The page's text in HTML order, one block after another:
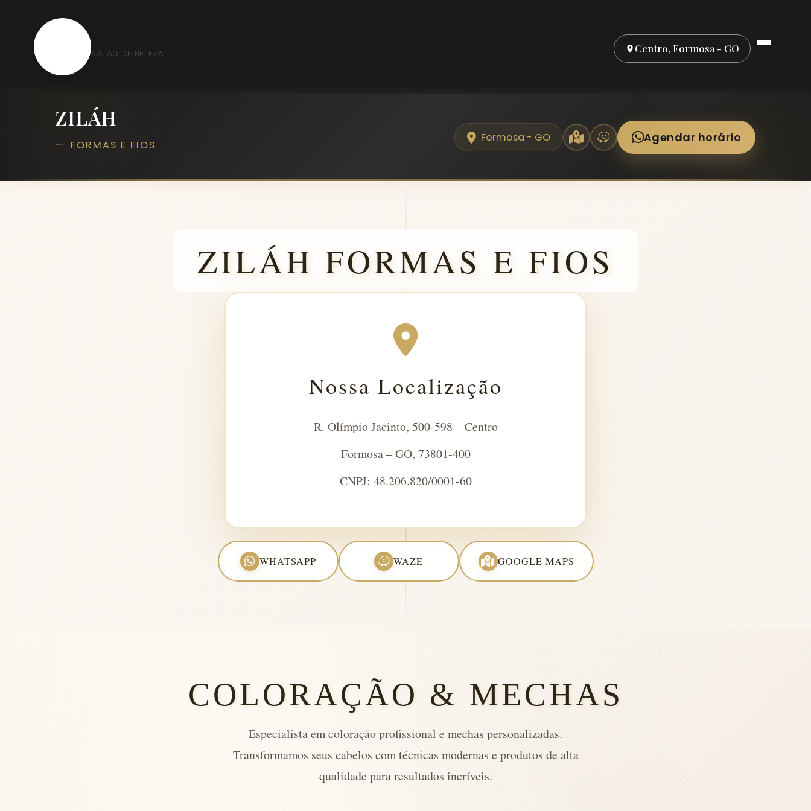
SALÃO DE BELEZA Centro, Formosa - GO
ZILÁH
FORMAS E FIOS
Formosa - GO Agendar horário
ZILÁH FORMAS E FIOS
Nossa Localização
R. Olímpio Jacinto, 500-598 – Centro
Formosa – GO, 73801-400
CNPJ: 48.206.820/0001-60
WHATSAPP WAZE GOOGLE MAPS
COLORAÇÃO & MECHAS
Especialista em coloração profissional e mechas personalizadas.
Transformamos seus cabelos com técnicas modernas e produtos de alta
qualidade para resultados incríveis.